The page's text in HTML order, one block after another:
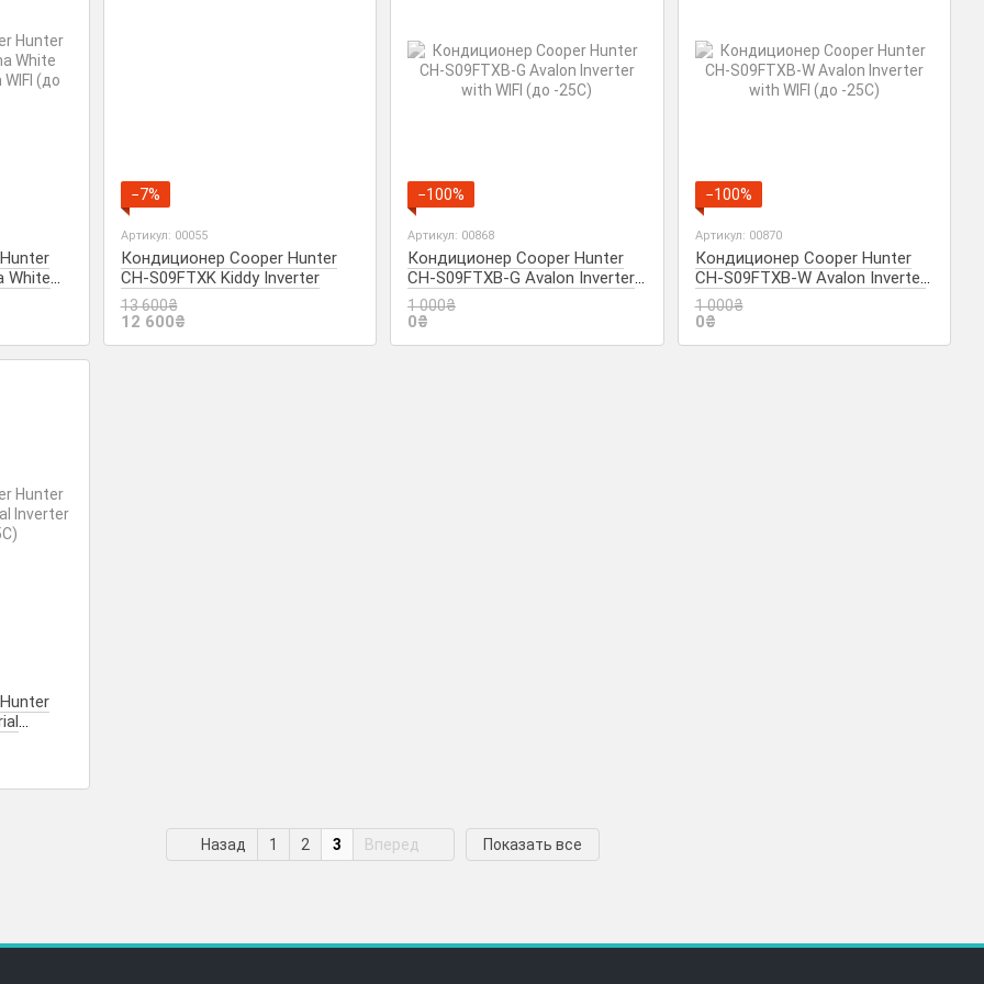
White
(до
−7%
Артикул: 00055
Кондиционер Cooper Hunter
CH-S09FTXK Kiddy Inverter
13 600₴
12 600₴
−100%
Артикул: 00868
Кондиционер Cooper Hunter
CH-S09FTXB-G Avalon Inverter
with WIFI (до -25С)
1 000₴
0₴
−100%
Артикул: 00870
Кондиционер Cooper Hunter
CH-S09FTXB-W Avalon Inverter
with WIFI (до -25С)
1 000₴
0₴
Назад 1 2 3 Вперед Показать все